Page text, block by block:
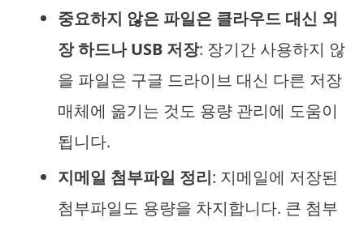
중요하지 않은 파일은 클라우드 대신 외
장 하드나 USB 저장: 장기간 사용하지 않
을 파일은 구글 드라이브 대신 다른 저장
매체에 옮기는 것도 용량 관리에 도움이
됩니다.
지메일 첨부파일 정리: 지메일에 저장된
첨부파일도 용량을 차지합니다. 큰 첨부